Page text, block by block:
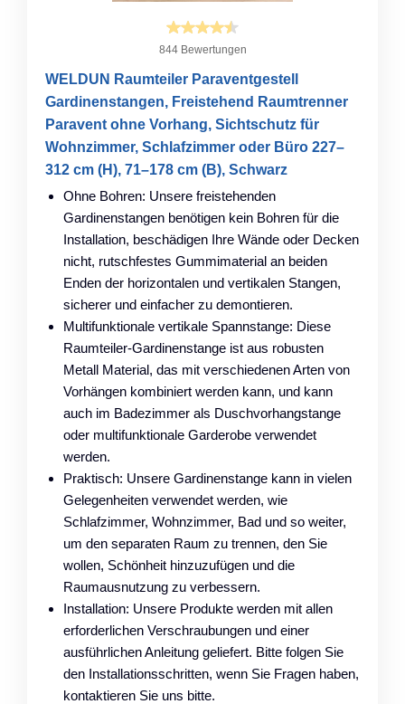
844 Bewertungen
WELDUN Raumteiler Paraventgestell
Gardinenstangen, Freistehend Raumtrenner
Paravent ohne Vorhang, Sichtschutz für
Wohnzimmer, Schlafzimmer oder Büro 227–
312 cm (H), 71–178 cm (B), Schwarz
Ohne Bohren: Unsere freistehenden
Gardinenstangen benötigen kein Bohren für die
Installation, beschädigen Ihre Wände oder Decken
nicht, rutschfestes Gummimaterial an beiden
Enden der horizontalen und vertikalen Stangen,
sicherer und einfacher zu demontieren.
Multifunktionale vertikale Spannstange: Diese
Raumteiler-Gardinenstange ist aus robusten
Metall Material, das mit verschiedenen Arten von
Vorhängen kombiniert werden kann, und kann
auch im Badezimmer als Duschvorhangstange
oder multifunktionale Garderobe verwendet
werden.
Praktisch: Unsere Gardinenstange kann in vielen
Gelegenheiten verwendet werden, wie
Schlafzimmer, Wohnzimmer, Bad und so weiter,
um den separaten Raum zu trennen, den Sie
wollen, Schönheit hinzuzufügen und die
Raumausnutzung zu verbessern.
Installation: Unsere Produkte werden mit allen
erforderlichen Verschraubungen und einer
ausführlichen Anleitung geliefert. Bitte folgen Sie
den Installationsschritten, wenn Sie Fragen haben,
kontaktieren Sie uns bitte.